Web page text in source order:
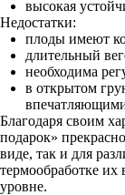
высокая
Недостатки:
плоды имеют
длительный
необходима
в открытом
Благодаря своим
подарок»
виде, так и для
термообработке
уровне.